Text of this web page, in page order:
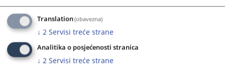
get
the
keyboard
shortcuts
for
keyboard
shortcuts
for
Translation(obavezna)
↓ 2 Servisi treće strane
Analitika o posjećenosti stranica
↓ 2 Servisi treće strane